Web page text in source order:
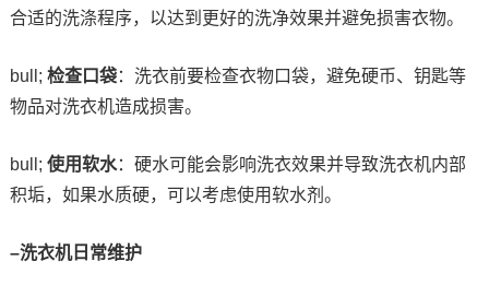
合适的洗涤程序，以达到更好的洗净效果并避免损害衣物。
bull; 检查口袋：洗衣前要检查衣物口袋，避免硬币、钥匙等
物品对洗衣机造成损害。
bull; 使用软水：硬水可能会影响洗衣效果并导致洗衣机内部
积垢，如果水质硬，可以考虑使用软水剂。
–洗衣机日常维护